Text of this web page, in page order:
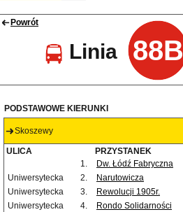
Powrót
Linia 88B
PODSTAWOWE KIERUNKI
Skoszewy
ULICA PRZYSTANEK
1.
Dw. Łódź Fabryczna
Uniwersytecka
2. Narutowicza
Uniwersytecka
3. Rewolucji 1905r.
Uniwersytecka
4. Rondo Solidarności